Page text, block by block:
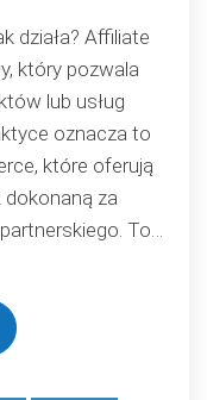
działa? Affiliate
który pozwala
lub usług
oznacza to
które oferują
dokonaną za
To…